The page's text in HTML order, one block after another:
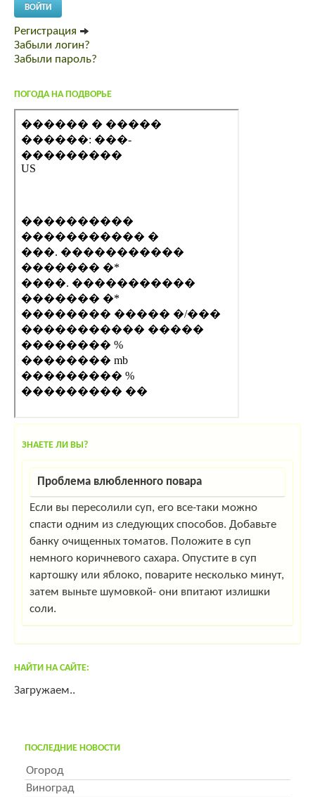
ВОЙТИ
Регистрация
Забыли логин?
Забыли пароль?
ПОГОДА НА ПОДВОРЬЕ
ЗНАЕТЕ ЛИ ВЫ?
Проблема влюбленного повара
Если вы пересолили суп, его все-таки можно
спасти одним из следующих способов. Добавьте
банку очищенных томатов. Положите в суп
немного коричневого сахара. Опустите в суп
картошку или яблоко, поварите несколько минут,
затем выньте шумовкой- они впитают излишки
соли.
НАЙТИ НА САЙТЕ:
Загружаем..
ПОСЛЕДНИЕ НОВОСТИ
Огород
Виноград